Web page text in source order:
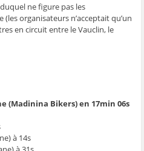
e
f
e
n
ê
n
ê
t
r
e
e
l
l
e
f
ne figure pas les
organisateurs n’acceptait qu’un
en circuit entre le Vauclin, le
(Madinina Bikers) en 17min 06s
à 14s